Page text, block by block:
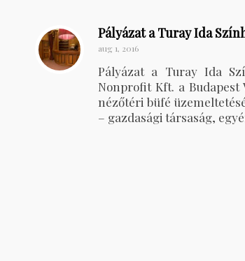
Pályázat a Turay Ida
aug 1, 2016
Pályázat a Turay Ida
Nonprofit Kft. a
nézőtéri büfé
– gazdasági társaság,